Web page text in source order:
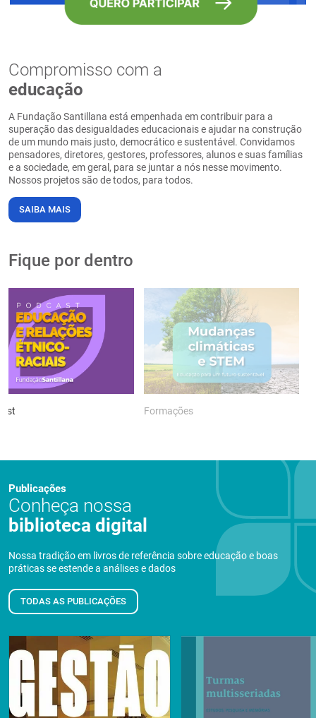
Compromisso com a
educação
A Fundação Santillana está empenhada em contribuir para a
superação das desigualdades educacionais e ajudar na construção
de um mundo mais justo, democrático e sustentável. Convidamos
pensadores, diretores, gestores, professores, alunos e suas famílias
e a sociedade, em geral, para se juntar a nós nesse movimento.
Nossos projetos são de todos, para todos.
SAIBA MAIS
Fique por dentro
Formações
Publicações
Conheça nossa
biblioteca digital
Nossa tradição em livros de referência sobre educação e boas
práticas se estende a análises e dados
TODAS AS PUBLICAÇÕES